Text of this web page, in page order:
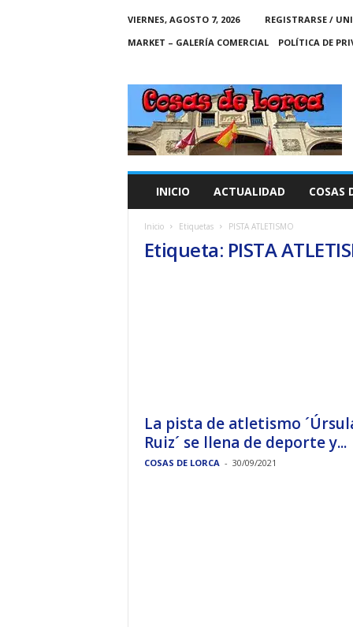
VIERNES, AGOSTO 7, 2026
REGISTRARSE /
MARKET – GALERÍA COMERCIAL
POLÍTICA DE
C
A
S
INICIO ACTUALIDAD COSAS
Inicio Etiquetas PISTA ATLETISMO
Etiqueta: PISTA
La pista de atletismo
Ruiz´ se llena de deporte y...
COSAS DE LORCA - 30/09/2021